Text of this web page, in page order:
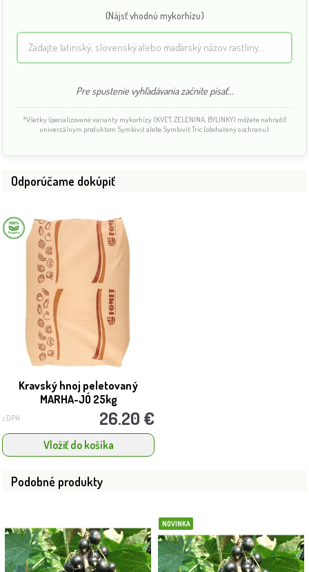
(Nájsť vhodnú mykorhízu)
Pre spustenie vyhľadávania začnite písať...
*Všetky špecializované varianty mykorhízy (KVET, ZELENINA, BYLINKY) môžete nahradiť
univerzálnym produktom Symbivit alebo Symbivit Tric (obohatený o ochranu).
Odporúčame dokúpiť
Kravský hnoj peletovaný
MARHA-JÓ 25kg
s DPH 26.20 €
Vložiť do košíka
Podobné produkty
NOVINKA